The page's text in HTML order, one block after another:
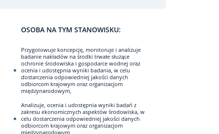
OSOBA NA TYM STANOWISKU:
Przygotowuje koncepcję, monitoruje i analizuje
badanie nakładów na środki trwałe służące
ochronie środowiska i gospodarce wodnej oraz
ocenia i udostępnia wyniki badania, w celu
dostarczenia odpowiedniej jakości danych
odbiorcom krajowym oraz organizacjom
międzynarodowym,
Analizuje, ocenia i udostępnia wyniki badań z
zakresu ekonomicznych aspektów środowiska, w
celu dostarczenia odpowiedniej jakości danych
odbiorcom krajowym oraz organizacjom
międzynarodowym,